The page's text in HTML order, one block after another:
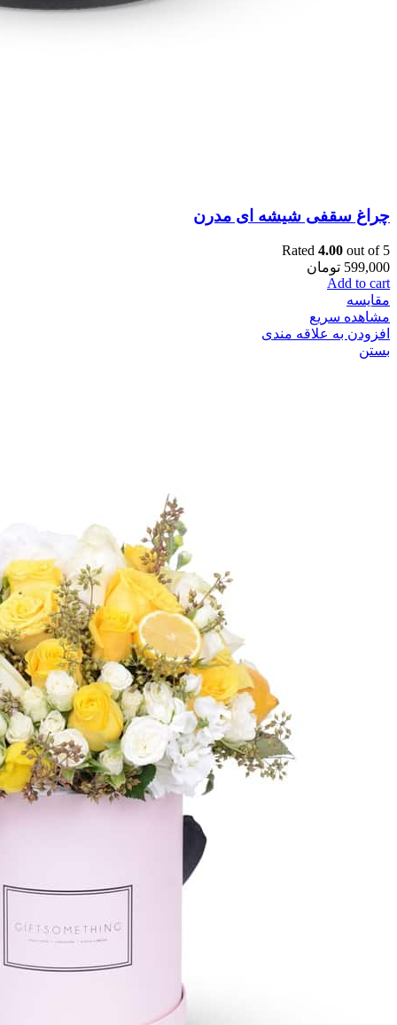
چراغ سقفی شیشه ای مدرن
Rated 4.00 out of 5
599,000 تومان
Add to cart
مقایسه
مشاهده سریع
افزودن به علاقه مندی
بستن